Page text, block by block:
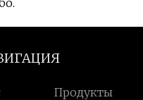
Продукты